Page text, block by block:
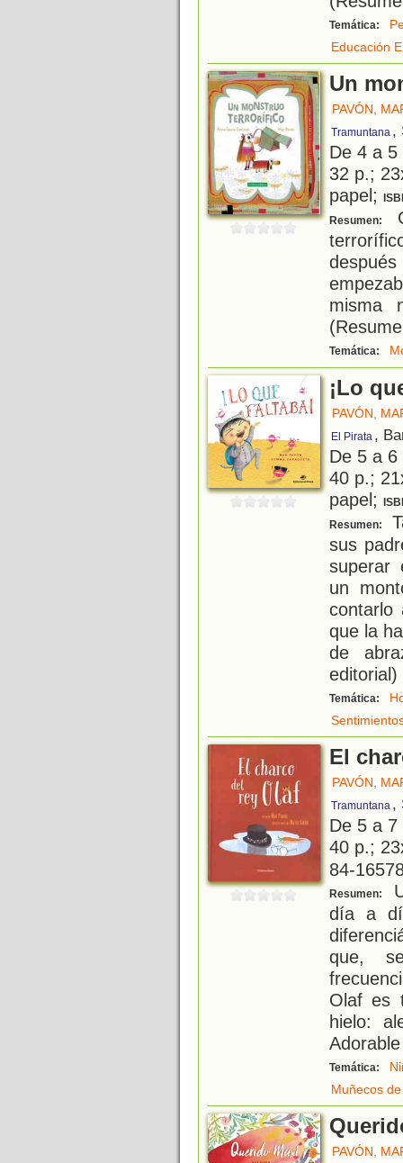
Temática:
Educación
Un
PAVÓN,
Tramuntana ,
De 4 a
32 p.;
papel;
Resumen:
misma
Temática:
¡Lo
PAVÓN,
El Pirata ,
De 5 a
40 p.;
papel;
Resumen:
sus
superar
un
contarlo
que la
de
editorial)
Temática:
El
PAVÓN,
Tramuntana ,
De 5 a
40 p.;
84-
Resumen:
día a
que,
Olaf es
hielo:
Temática:
Muñecos
PAVÓN,